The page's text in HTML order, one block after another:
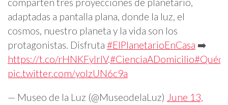
adaptadas a pantalla plana, donde la luz, el
cosmos, nuestro planeta y la vida son los
protagonistas. Disfruta #ElPlanetarioEnCasa ➡️
https://t.co/rHNKFyIrIV.#CienciaADomicilio
pic.twitter.com/yoIzUN6c9a
— Museo de la Luz (@MuseodelaLuz) June 13,